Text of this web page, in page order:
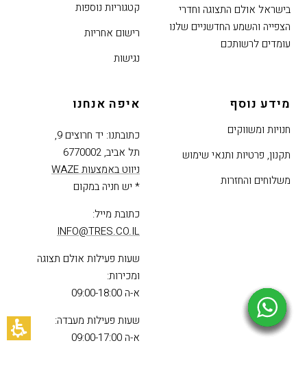
בישראל אולם התצוגה וחדרי
הצפייה והשמע החדשניים שלנו
עומדים לרשותכם
קטגוריות נוספות
רישום אחריות
נגישות
מידע נוסף
חנויות ומשווקים
תקנון, פרטיות ותנאי שימוש
משלוחים והחזרות
איפה אנחנו
כתובתנו: יד חרוצים 9,
תל אביב, 6770002
ניווט באמצעות WAZE
* יש חניה במקום
כתובת מייל:
INFO@TRES.CO.IL
שעות פעילות אולם תצוגה
ומכירות:
א-ה 09:00-18:00
שעות פעילות מעבדה:
א-ה 09:00-17:00